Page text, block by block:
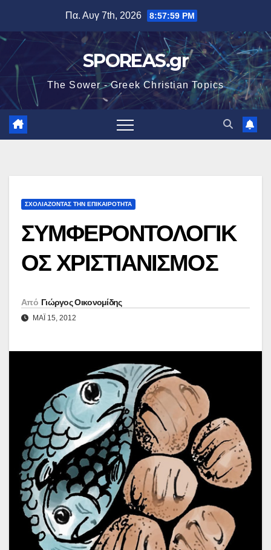
περιεχόμενο
Πα. Αυγ 7th, 2026 8:57:59 PM
SPOREAS.gr
The Sower - Greek Christian Topics
ΣΧΟΛΙΆΖΟΝΤΑΣ ΤΗΝ ΕΠΙΚΑΙΡΌΤΗΤΑ
ΣΥΜΦΕΡΟΝΤΟΛΟΓΙΚ
ΟΣ ΧΡΙΣΤΙΑΝΙΣΜΟΣ
Από Γιώργος Οικονομίδης
ΜΑΪ́ 15, 2012